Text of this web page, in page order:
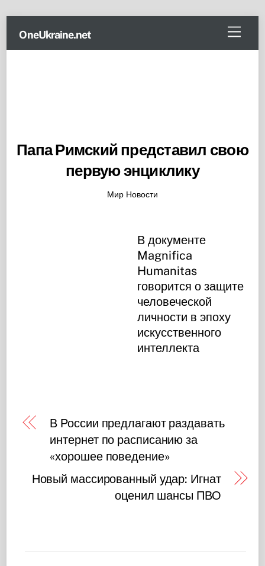
content
Menu
OneUkraine.net
Папа Римский представил свою
первую энциклику
Мир Новости
В документе
Magnifica
Humanitas
говорится о защите
человеческой
личности в эпоху
искусственного
интеллекта
В России предлагают раздавать
интернет по расписанию за
«хорошее поведение»
Новый массированный удар: Игнат
оценил шансы ПВО